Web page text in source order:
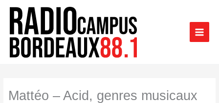
contenu
Mattéo – Acid, genres musicaux